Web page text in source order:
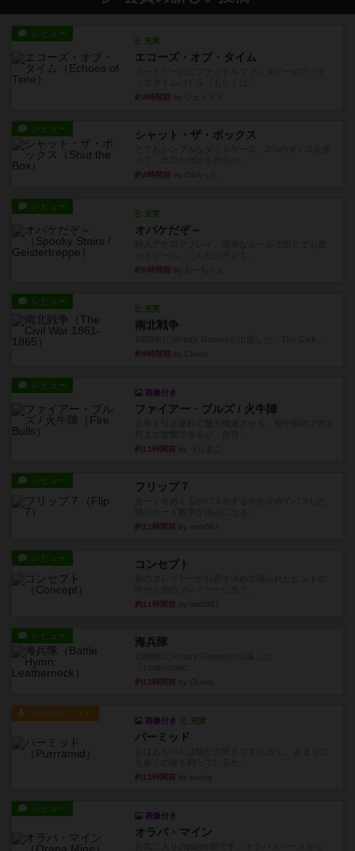
レビュー
充実
エコーズ・オブ・タイム
約4時間前
レビュー シャット・ザ・ボックス
約4時間前
レビュー
充実
オバケだぞ～
約5時間前
レビュー
充実
南北戦争
約9時間前
レビュー
画像付き
ファイアー・ブルズ / 火牛陣
約11時間前
レビュー フリップ７
約11時間前
レビュー コンセプト
約11時間前
レビュー 海兵隊
約12時間前
ルール/インスト
画像付き 充実
パーミッド
約12時間前
レビュー
画像付き
オラパ・マイン